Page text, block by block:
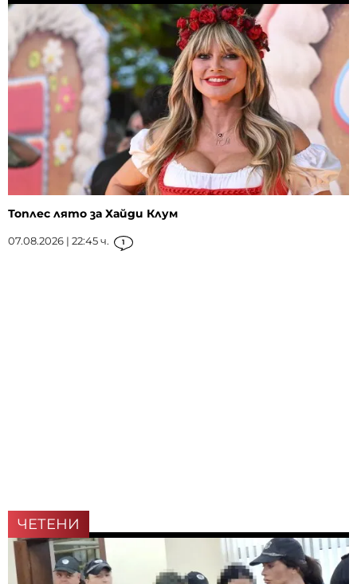
Топлес лято за Хайди Клум
07.08.2026 | 22:45 ч. 1
ЧЕТЕНИ